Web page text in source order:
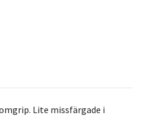
Lite missfärgade i